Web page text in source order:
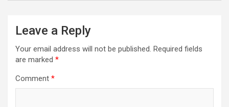
Leave a Reply
Your email address will not be published. Required fields
are marked *
Comment *